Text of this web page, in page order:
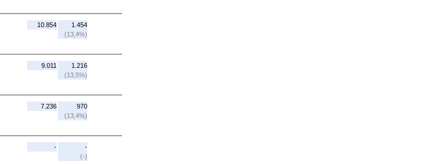
10.854
1.454
(13,4%)
9.011
1.216
(13,5%)
7.236
970
(13,4%)
-
-
(-)